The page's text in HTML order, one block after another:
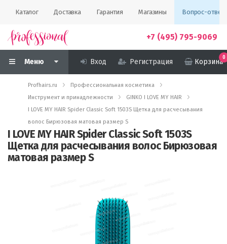
Каталог Доставка Гарантия Магазины Вопрос-ответ
+7 (495) 795-9069
Меню Вход Регистрация Корзина
0
Profhairs.ru
Профессиональная косметика
Инструмент и принадлежности
GINKO I LOVE MY HAIR
I LOVE MY HAIR Spider Classic Soft 1503S Щетка для расчесывания
волос Бирюзовая матовая размер S
I LOVE MY HAIR Spider Classic Soft 1503S
Щетка для расчесывания волос Бирюзовая
матовая размер S